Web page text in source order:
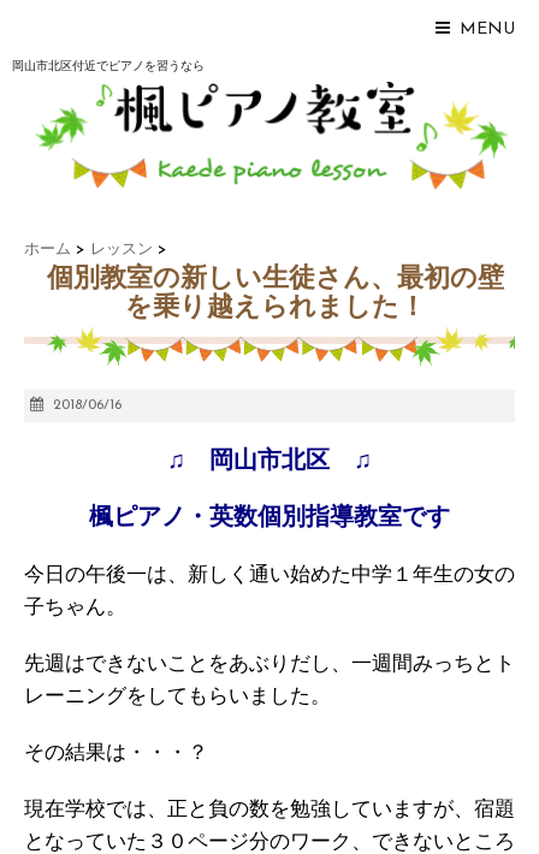
MENU
岡山市北区付近でピアノを習うなら
ホーム > レッスン >
個別教室の新しい生徒さん、最初の壁
を乗り越えられました！
2018/06/16
♫ 岡山市北区 ♫
楓ピアノ・英数個別指導教室です
今日の午後一は、新しく通い始めた中学１年生の女の
子ちゃん。
先週はできないことをあぶりだし、一週間みっちとト
レーニングをしてもらいました。
その結果は・・・？
現在学校では、正と負の数を勉強していますが、宿題
となっていた３０ページ分のワーク、できないところ